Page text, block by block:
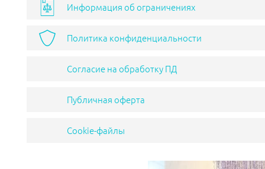
Информация об ограничениях
Политика конфиденциальности
Согласие на обработку ПД
Публичная оферта
Cookie-файлы